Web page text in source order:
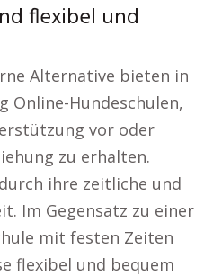
flexibel und
Alternative bieten in
Online-Hundeschulen,
vor oder
zu erhalten.
ihre zeitliche und
Im Gegensatz zu einer
mit festen Zeiten
flexibel und bequem